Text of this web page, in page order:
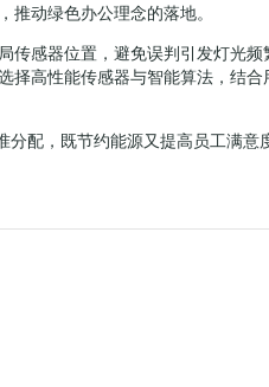
推动绿色办公理念的落地。
感器位置，避免误判引发灯光频
择高性能传感器与智能算法，结合
分配，既节约能源又提高员工满意